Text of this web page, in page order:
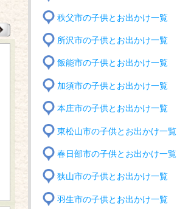
秩父市の子供とお出かけ一覧
所沢市の子供とお出かけ一覧
飯能市の子供とお出かけ一覧
加須市の子供とお出かけ一覧
本庄市の子供とお出かけ一覧
東松山市の子供とお出かけ一覧
春日部市の子供とお出かけ一覧
狭山市の子供とお出かけ一覧
羽生市の子供とお出かけ一覧